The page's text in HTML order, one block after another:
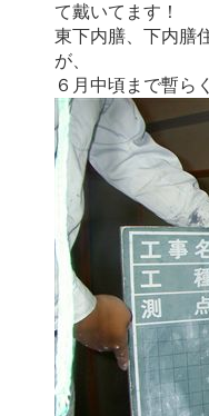
て戴いてます！
東下内膳、下内膳
が、
６月中頃まで暫ら